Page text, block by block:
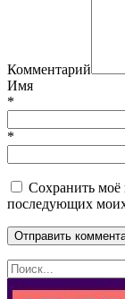
Комментарий
Имя
*
*
Сохранить моё
последующих